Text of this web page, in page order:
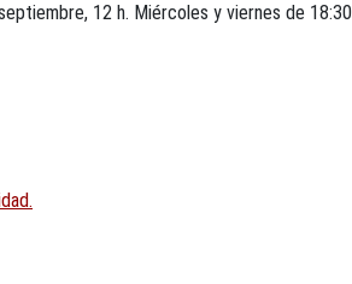
12 h. Miércoles y viernes de